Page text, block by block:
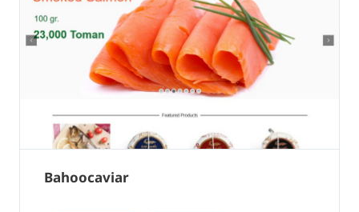
Bahoocaviar